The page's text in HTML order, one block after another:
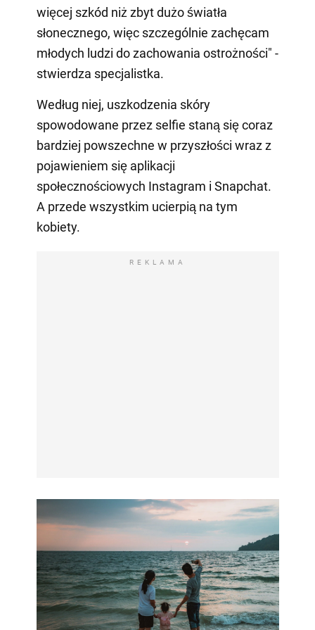
więcej szkód niż zbyt dużo światła
słonecznego, więc szczególnie zachęcam
młodych ludzi do zachowania ostrożności" -
stwierdza specjalistka.
Według niej, uszkodzenia skóry
spowodowane przez selfie staną się coraz
bardziej powszechne w przyszłości wraz z
pojawieniem się aplikacji
społecznościowych Instagram i Snapchat.
A przede wszystkim ucierpią na tym
kobiety.
REKLAMA